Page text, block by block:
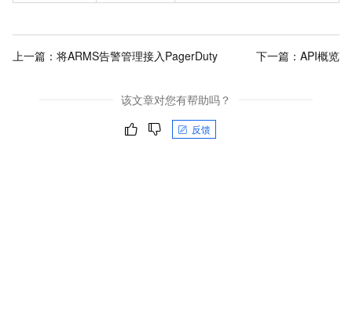
上一篇： 将ARMS告警管理接入PagerDuty 下一篇： API概览
该文章对您有帮助吗？
反馈